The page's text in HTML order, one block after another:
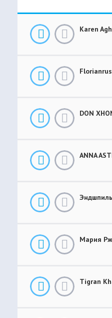
Karen
DON
ANNA